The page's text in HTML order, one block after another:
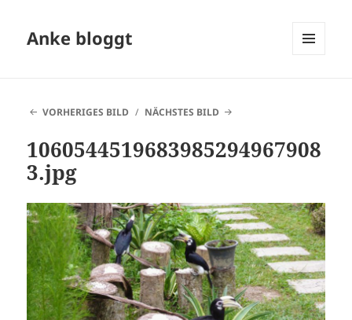
Anke bloggt
VORHERIGES BILD
NÄCHSTES BILD
1060544519683985294967908
3.jpg